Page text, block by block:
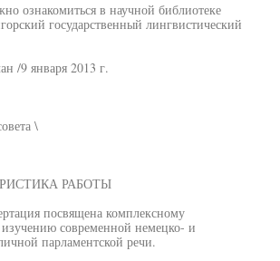
ознакомиться в научной библиотеке
государственный лингвистический
/9 января 2013 г.
\
РАБОТЫ
посвящена комплексному
изучению современной немецко- и
парламентской речи.